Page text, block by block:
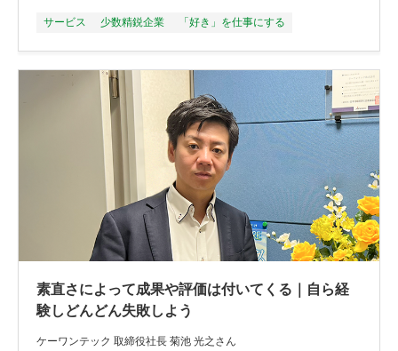
サービス 少数精鋭企業 「好き」を仕事にする
素直さによって成果や評価は付いてくる｜自ら経
験しどんどん失敗しよう
ケーワンテック 取締役社長 菊池 光之さん